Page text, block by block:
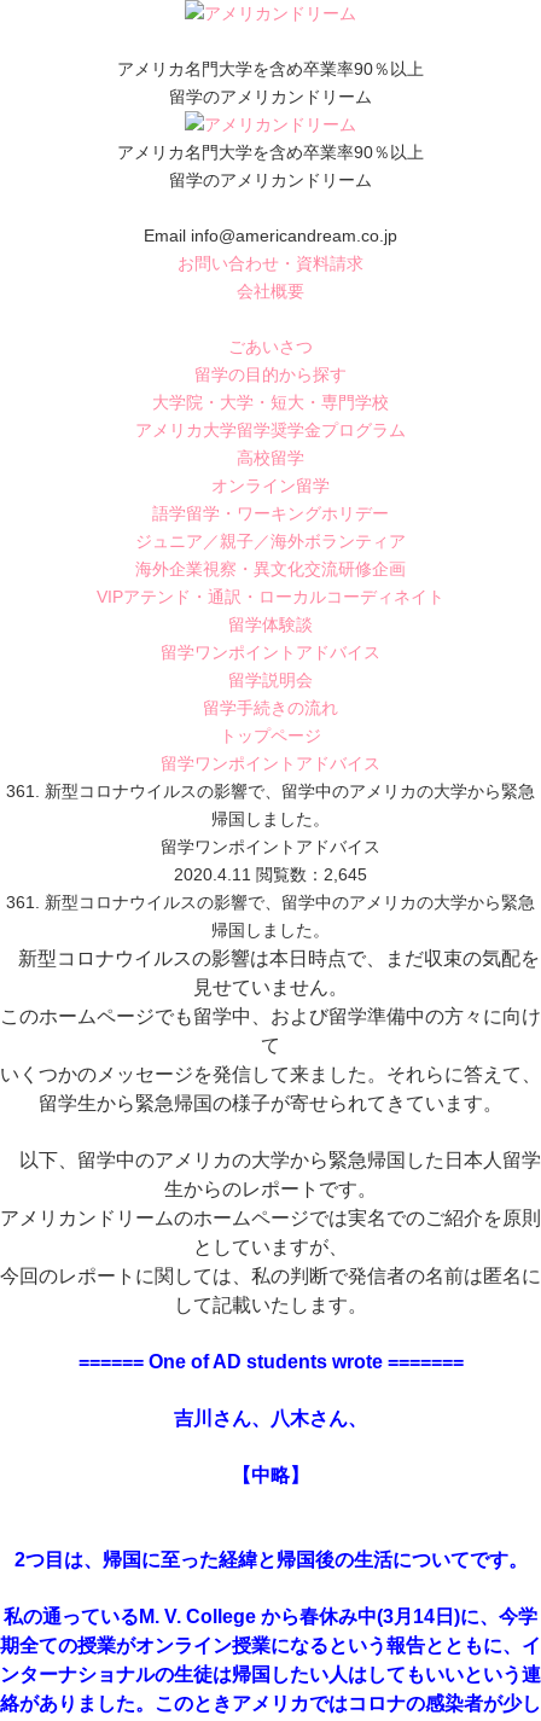
アメリカ名門大学を含め卒業率90％以上
留学のアメリカンドリーム
アメリカ名門大学を含め卒業率90％以上
留学のアメリカンドリーム
Email info@americandream.co.jp
お問い合わせ・資料請求
会社概要
ごあいさつ
留学の目的から探す
大学院・大学・短大・専門学校
アメリカ大学留学奨学金プログラム
高校留学
オンライン留学
語学留学・ワーキングホリデー
ジュニア／親子／海外ボランティア
海外企業視察・異文化交流研修企画
VIPアテンド・通訳・ローカルコーディネイト
留学体験談
留学ワンポイントアドバイス
留学説明会
留学手続きの流れ
トップページ
留学ワンポイントアドバイス
361. 新型コロナウイルスの影響で、留学中のアメリカの大学から緊急
帰国しました。
留学ワンポイントアドバイス
2020.4.11 閲覧数：2,645
361. 新型コロナウイルスの影響で、留学中のアメリカの大学から緊急
帰国しました。
新型コロナウイルスの影響は本日時点で、まだ収束の気配を
見せていません。
このホームページでも留学中、および留学準備中の方々に向け
て
いくつかのメッセージを発信して来ました。それらに答えて、
留学生から緊急帰国の様子が寄せられてきています。
以下、留学中のアメリカの大学から緊急帰国した日本人留学
生からのレポートです。
アメリカンドリームのホームページでは実名でのご紹介を原則
としていますが、
今回のレポートに関しては、私の判断で発信者の名前は匿名に
して記載いたします。
====== One of AD students wrote =======
吉川さん、八木さん、
【中略】
2つ目は、帰国に至った経緯と帰国後の生活についてです。
私の通っているM. V. College から春休み中(3月14日)に、今学
期全ての授業がオンライン授業になるという報告とともに、イ
ンターナショナルの生徒は帰国したい人はしてもいいという連
絡がありました。このときアメリカではコロナの感染者が少し